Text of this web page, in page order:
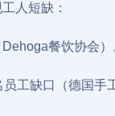
人短缺：
餐饮协会）
工缺口（德国手